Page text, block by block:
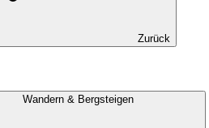
Zurück
Wandern & Bergsteigen